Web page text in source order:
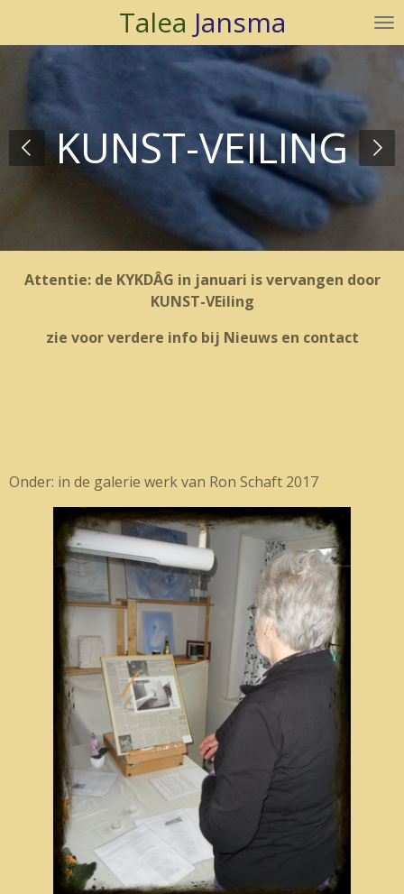
hoofdinhoud
Talea Jansma
KUNST-VEILING
Attentie: de KYKDÂG in januari is vervangen door
KUNST-VEiling
zie voor verdere info bij Nieuws en contact
Onder: in de galerie werk van Ron Schaft 2017